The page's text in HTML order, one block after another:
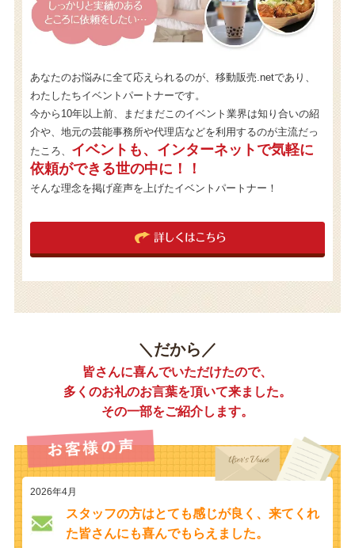
あなたのお悩みに全て応えられるのが、移動販売.netであり、
わたしたちイベントパートナーです。
今から10年以上前、まだまだこのイベント業界は知り合いの紹
介や、地元の芸能事務所や代理店などを利用するのが主流だっ
たころ、 イベントも、インターネットで気軽に
依頼ができる世の中に！！
そんな理念を掲げ産声を上げたイベントパートナー！
詳しくはこちら
＼だから／
皆さんに喜んでいただけたので、
多くのお礼のお言葉を頂いて来ました。
その一部をご紹介します。
2026年4月
スタッフの方はとても感じが良く、来てくれ
た皆さんにも喜んでもらえました。